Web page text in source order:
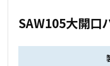
SAW105大開口